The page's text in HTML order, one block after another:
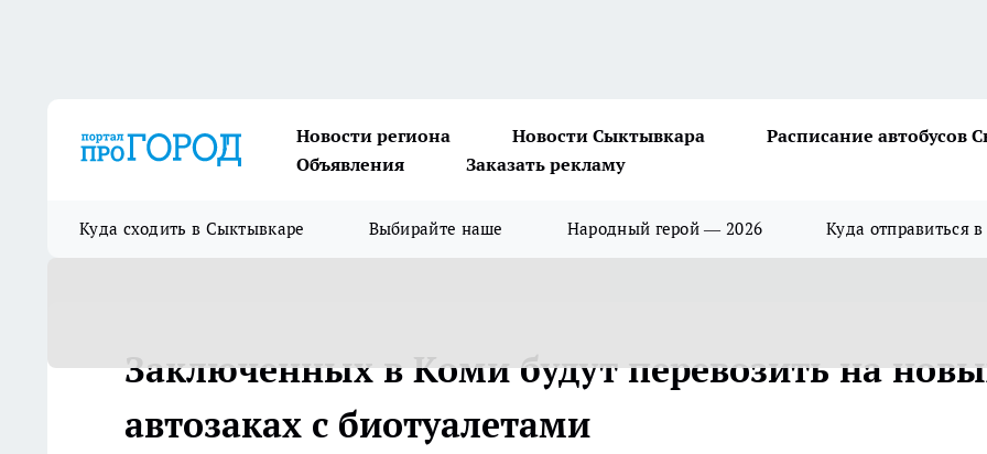
Новости региона Новости Сыктывкара
Расписание автобусов
Объявления
Заказать рекламу
Куда сходить в Сыктывкаре Выбирайте наше Народный герой — 2026 Куда отправиться в
Заключенных в Коми будут перевозить на
автозаках с биотуалетами